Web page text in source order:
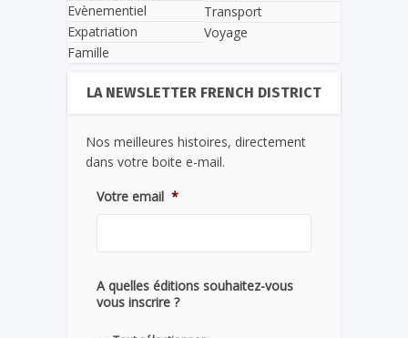
Evènementiel
Expatriation
Famille
Transport
Voyage
LA NEWSLETTER FRENCH DISTRICT
Nos meilleures histoires, directement
dans votre boite e-mail.
Votre email *
A quelles éditions souhaitez-vous
vous inscrire ?